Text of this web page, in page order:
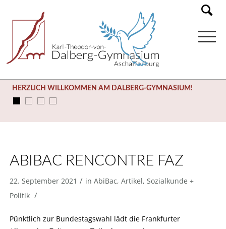
HERZLICH WILLKOMMEN AM DALBERG-GYMNASIUM!
ABIBAC RENCONTRE FAZ
22. September 2021 / in AbiBac, Artikel, Sozialkunde +
Politik /
Pünktlich zur Bundestagswahl lädt die Frankfurter